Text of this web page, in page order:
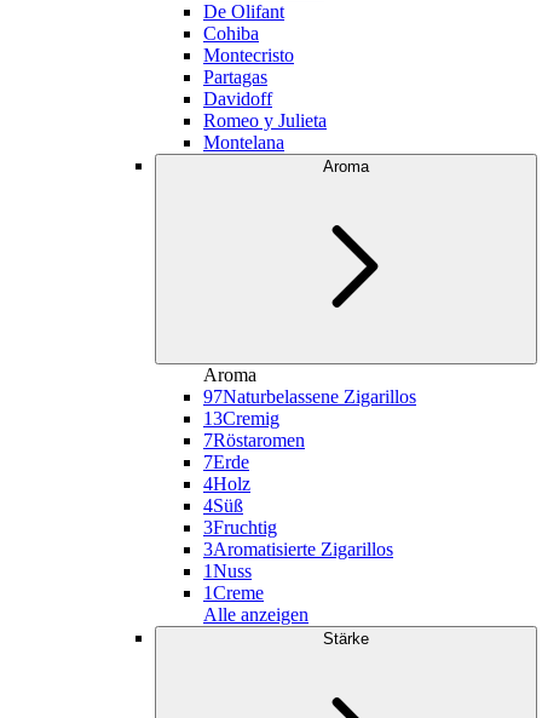
De Olifant
Cohiba
Montecristo
Partagas
Davidoff
Romeo y Julieta
Montelana
Aroma
Aroma
97Naturbelassene Zigarillos
13Cremig
7Röstaromen
7Erde
4Holz
4Süß
3Fruchtig
3Aromatisierte Zigarillos
1Nuss
1Creme
Alle anzeigen
Stärke